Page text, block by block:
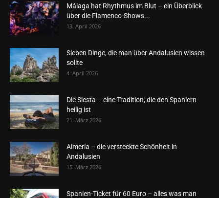
Málaga hat Rhythmus im Blut – ein Überblick
über die Flamenco-Shows...
13. April 2026
Sieben Dinge, die man über Andalusien wissen
sollte
4. April 2026
Die Siesta – eine Tradition, die den Spaniern
heilig ist
21. März 2026
Almería – die versteckte Schönheit in
Andalusien
15. März 2026
Spanien-Ticket für 60 Euro – alles was man